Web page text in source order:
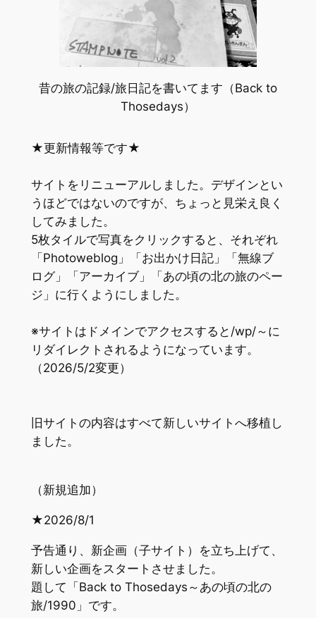
昔の旅の記録/旅日記を書いてます（Back to
Thosedays）
★更新情報等です★
サイトをリニューアルしました。デザインとい
うほどではないのですが、ちょっと見栄え良く
してみました。
5枚タイルで写真をクリックすると、それぞれ
「Photoweblog」「お出かけ日記」「無線ブ
ログ」「アーカイブ」「あの頃の北の旅のペー
ジ」に行くようにしました。
※サイトはドメインでアクセスすると/wp/～に
リダイレクトされるようになっています。
（2026/5/2変更）
旧サイトの内容はすべて新しいサイトへ移植し
ました。
（新規追加）
★2026/8/1
予告通り、新企画（子サイト）を立ち上げて、
新しい企画をスタートさせました。
題して「Back to Thosedays～あの頃の北の
旅/1990」です。